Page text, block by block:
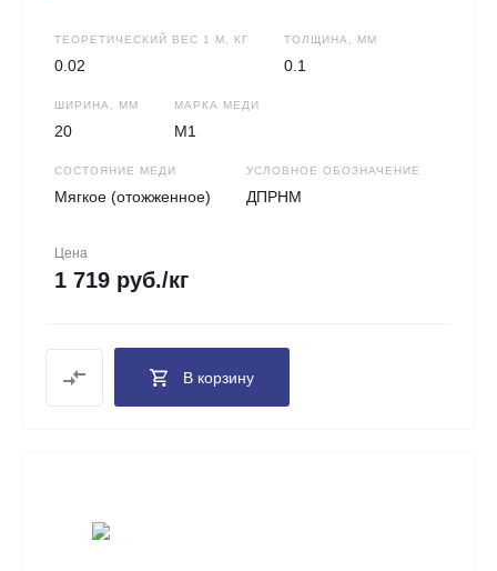
ТЕОРЕТИЧЕСКИЙ ВЕС 1 М, КГ
0.02
ТОЛЩИНА, ММ
0.1
ШИРИНА, ММ
20
МАРКА МЕДИ
М1
СОСТОЯНИЕ МЕДИ
Мягкое (отожженное)
УСЛОВНОЕ ОБОЗНАЧЕНИЕ
ДПРНМ
Цена
1 719 руб./кг
В корзину